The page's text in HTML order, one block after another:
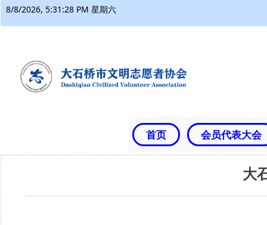
首页 会员代表大会
8/8/2026, 5:31:29 PM 星期六
大